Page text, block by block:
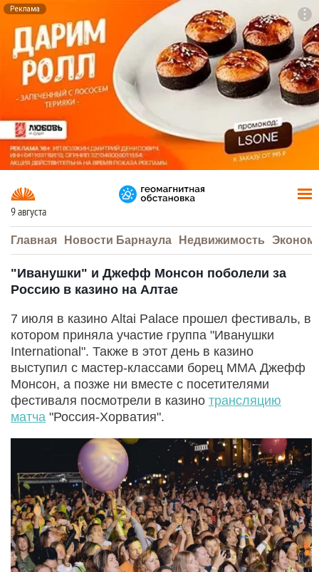
Реклама
9 августа
Главная Новости Барнаула Недвижимость
"Иванушки" и Джефф Монсон поболели за
Россию в казино на Алтае
7 июля в казино Altai Palace прошел фестиваль, в
котором приняла участие группа "Иванушки
International". Также в этот день в казино
выступил с мастер-классами борец ММА Джефф
Монсон, а позже ни вместе с посетителями
фестиваля посмотрели в казино трансляцию
матча "Россия-Хорватия".